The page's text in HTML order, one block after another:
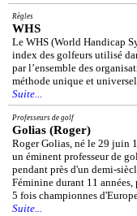
Règles
WHS
Le WHS (World Handicap
index des golfeurs utilisé
par l’ensemble des
méthode unique et
Suite...
Professeurs de golf
Golias (Roger)
Roger Golias, né le 29 juin
un éminent professeur de
pendant près d'un demi-
Féminine durant 11
5 fois championnes
Suite...